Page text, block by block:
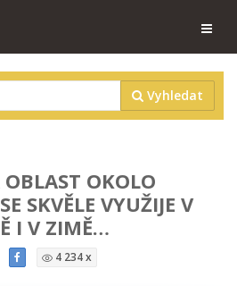
Vyhledat
OKOLO
SKVĚLE VYUŽIJE V
I V ZIMĚ…
4 234 x